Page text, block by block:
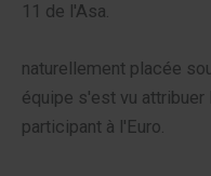
11 de l'Asa.
naturellement placée
équipe s'est vu attribuer
participant à l'Euro.